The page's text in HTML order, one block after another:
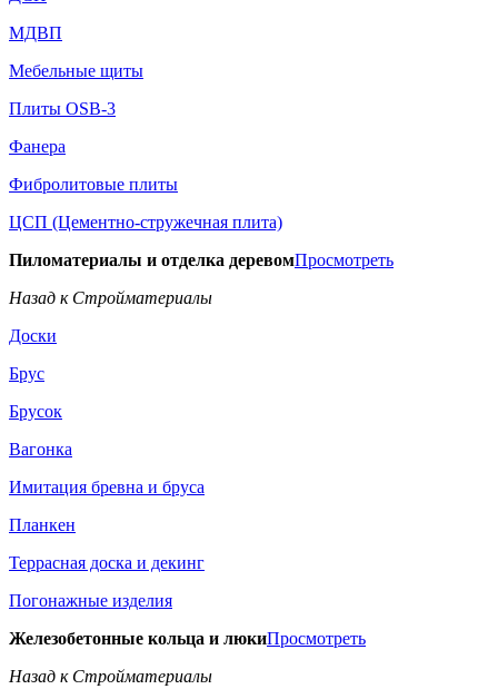
МДВП
Мебельные щиты
Плиты OSB-3
Фанера
Фибролитовые плиты
ЦСП (Цементно-стружечная плита)
Пиломатериалы и отделка деревомПросмотреть
Назад к Стройматериалы
Доски
Брус
Брусок
Вагонка
Имитация бревна и бруса
Планкен
Террасная доска и декинг
Погонажные изделия
Железобетонные кольца и люкиПросмотреть
Назад к Стройматериалы